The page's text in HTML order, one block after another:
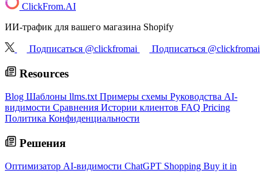
ClickFrom.AI
ИИ-трафик для вашего магазина Shopify
Подписаться @clickfromai Подписаться @clickfromai
Resources
Blog Шаблоны llms.txt Примеры схемы Руководства AI-
видимости Сравнения Истории клиентов FAQ Pricing
Политика Конфиденциальности
Решения
Оптимизатор AI-видимости ChatGPT Shopping Buy it in